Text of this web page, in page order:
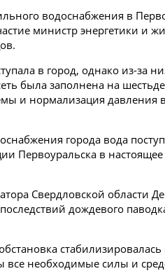
водоснабжения в
министр энергетики и
в город, однако из-за
была заполнена на
и нормализация давления
города вода
Первоуральска в
Свердловской области
дождевого
все необходимые силы и